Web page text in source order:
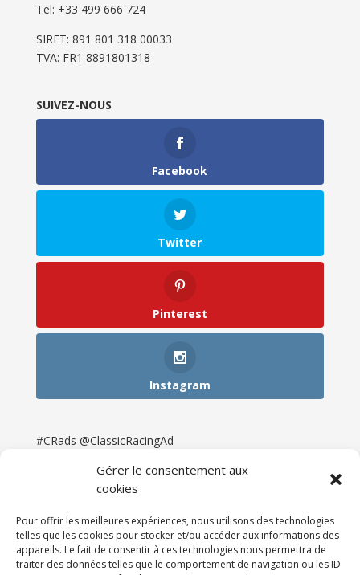
Gérer le consentement aux
cookies
Pour offrir les meilleures expériences, nous utilisons des technologies
telles que les cookies pour stocker et/ou accéder aux informations des
appareils. Le fait de consentir à ces technologies nous permettra de
traiter des données telles que le comportement de navigation ou les ID
Tel: ‭+33 499 666 724‬
SIRET: 891 801 318 00033
TVA: FR1 8891801318
SUIVEZ-NOUS
Facebook
Twitter
Pinterest
Instagram
#CRads @ClassicRacingAd